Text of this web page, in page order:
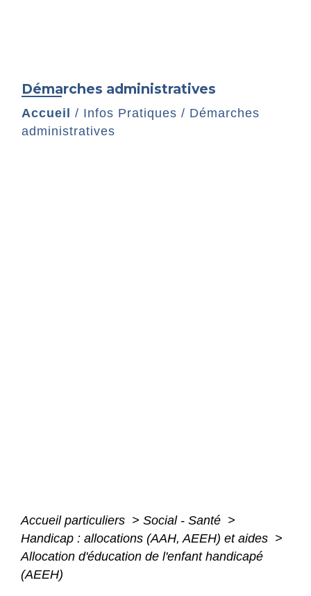
Démarches administratives
Accueil / Infos Pratiques / Démarches
administratives
Accueil particuliers > Social - Santé >
Handicap : allocations (AAH, AEEH) et aides >
Allocation d'éducation de l'enfant handicapé
(AEEH)